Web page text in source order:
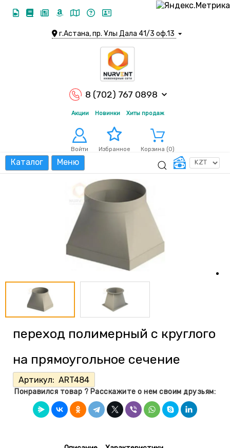
г.Астана, пр. Ұлы Дала 41/3 оф.13
8 (702) 767 0898
Акции Новинки Хиты продаж
Войти Избранное Корзина (0)
Каталог Меню
переход полимерный с круглого
на прямоугольное сечение
Артикул: ART484
Понравился товар ? Расскажите о нем своим друзьям: